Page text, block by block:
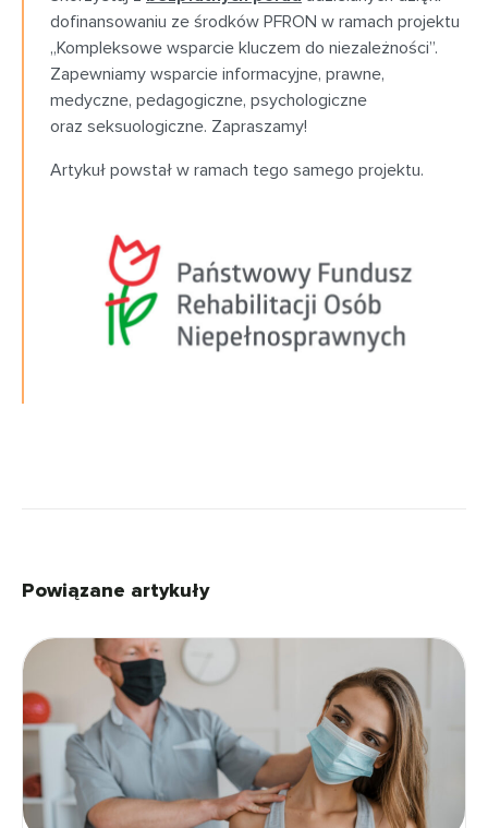
dofinansowaniu ze środków PFRON w ramach projektu
„Kompleksowe wsparcie kluczem do niezależności”.
Zapewniamy wsparcie informacyjne, prawne,
medyczne, pedagogiczne, psychologiczne
oraz seksuologiczne. Zapraszamy!
Artykuł powstał w ramach tego samego projektu.
Powiązane artykuły